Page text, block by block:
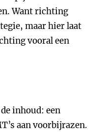
Want richting
maar hier laat
vooral een
inhoud: een
aan voorbijrazen.